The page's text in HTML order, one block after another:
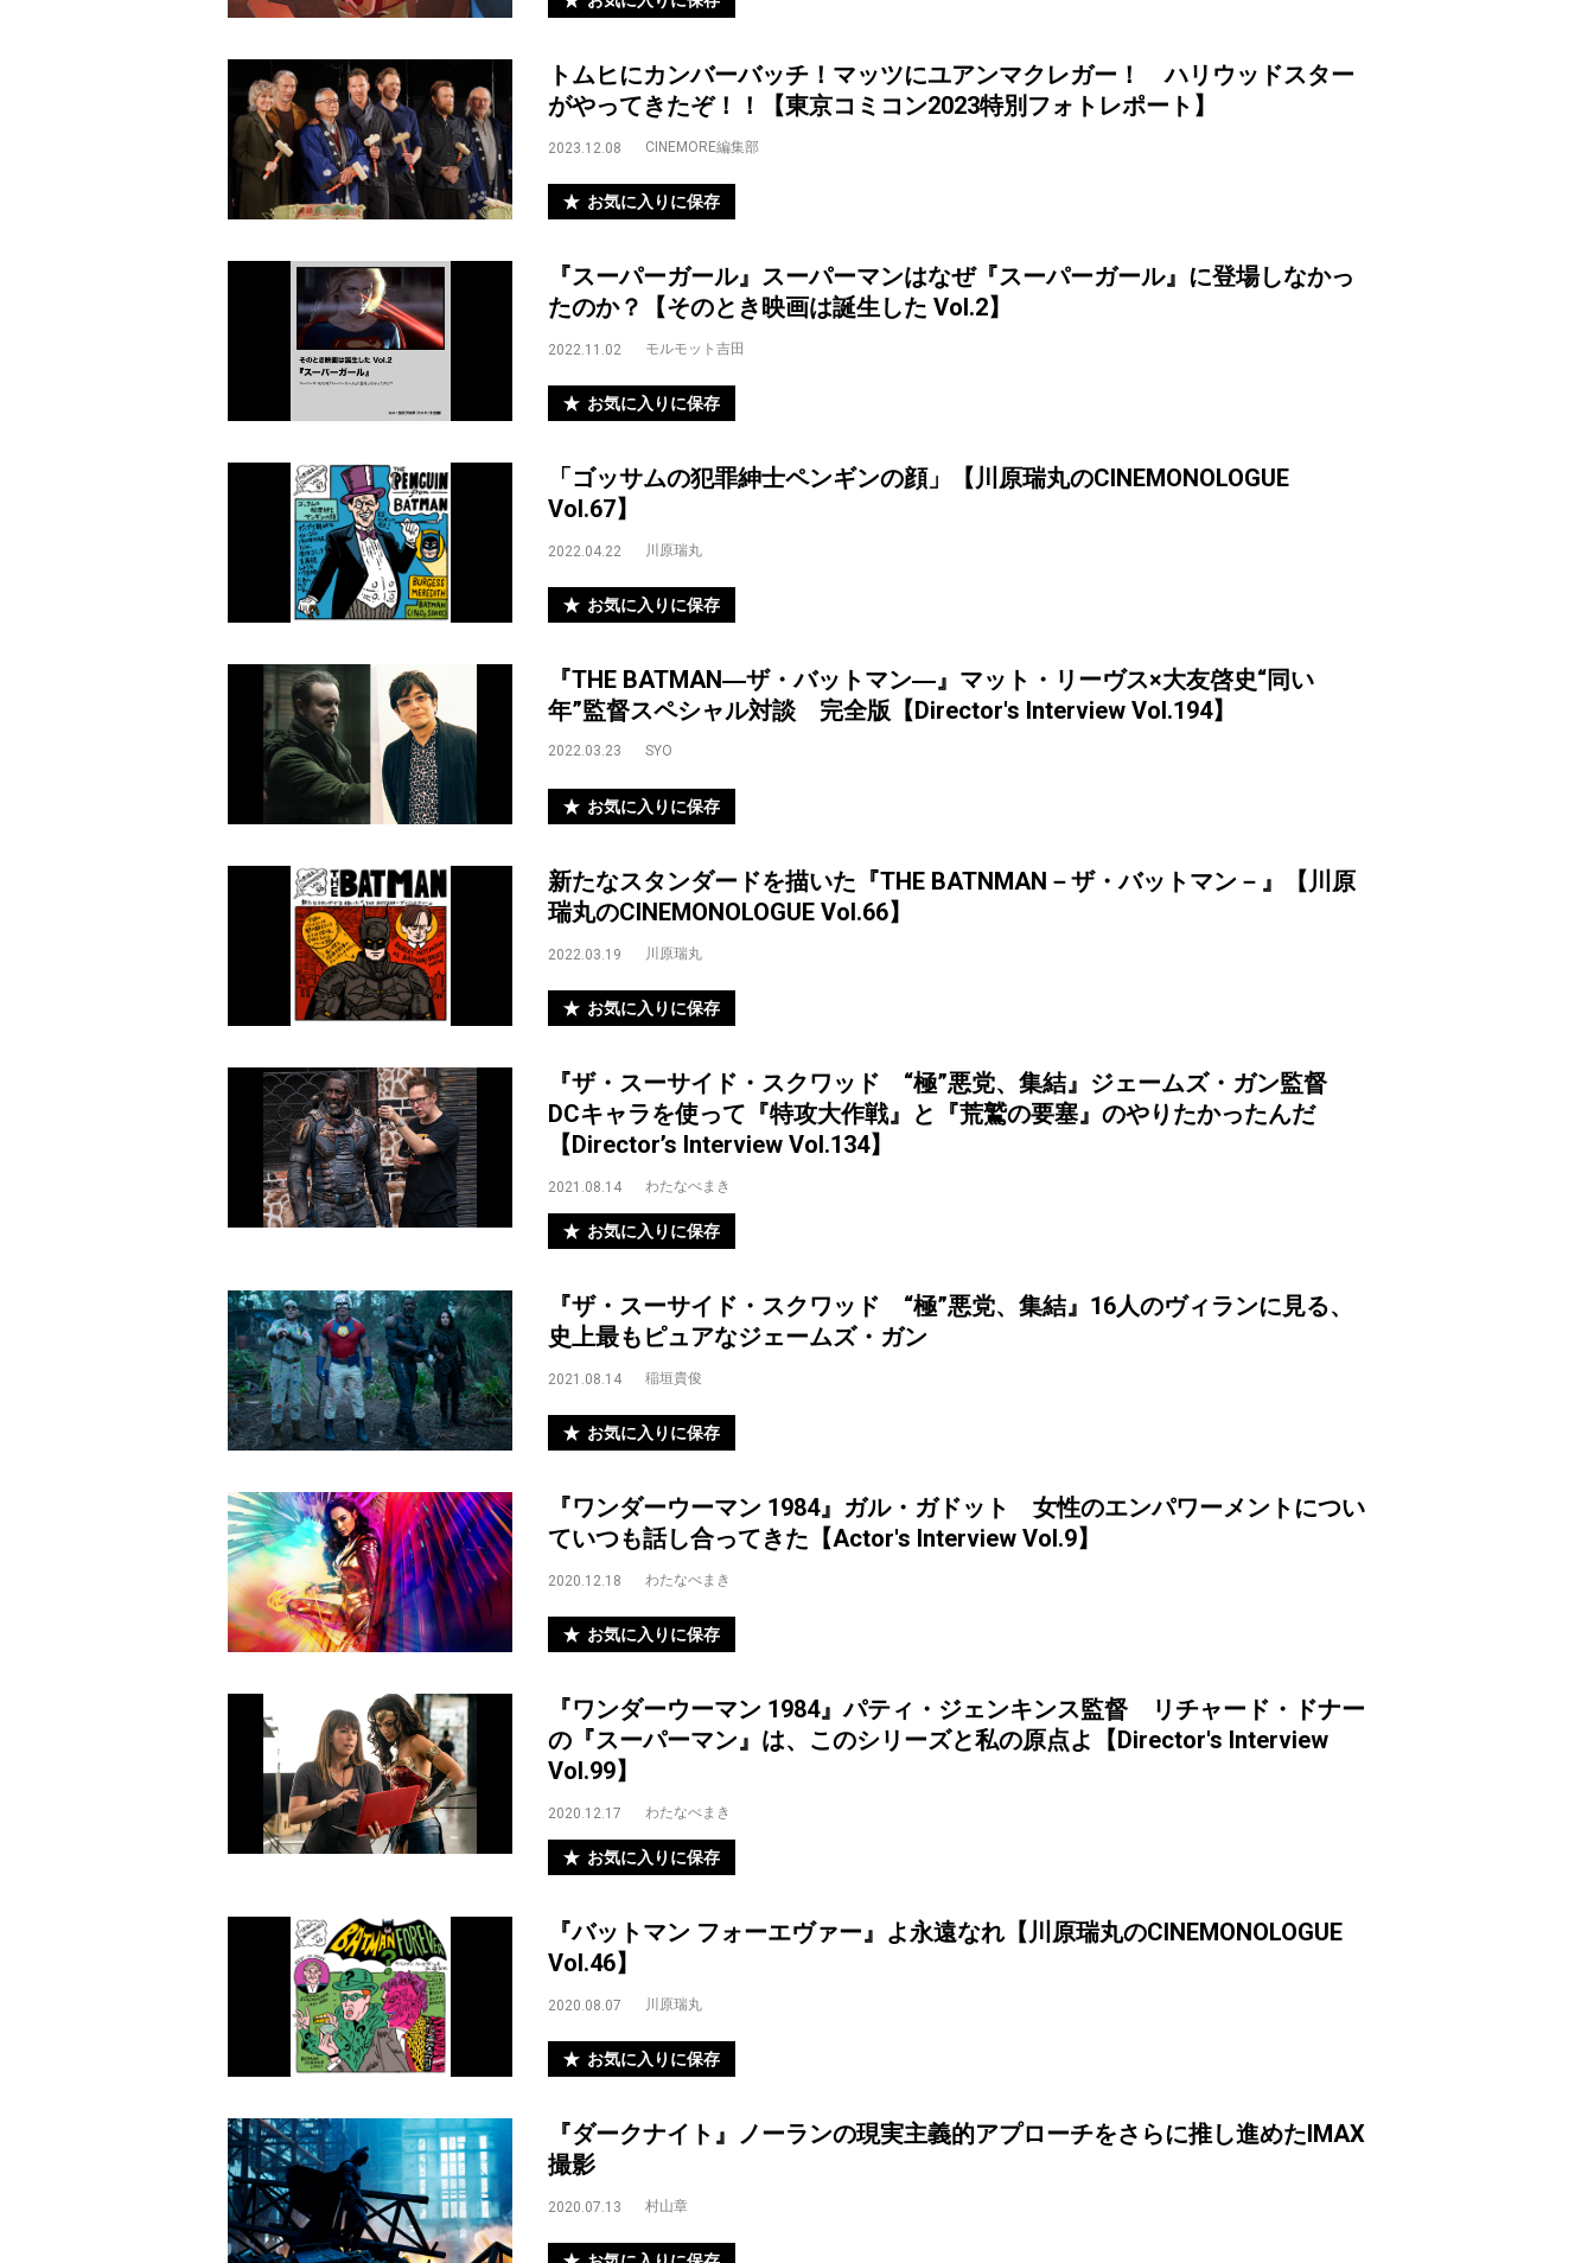
トムヒにカンバーバッチ！マッツにユアンマクレガー！ ハリウッドスター
がやってきたぞ！！【東京コミコン2023特別フォトレポート】
2023.12.08 CINEMORE編集部
お気に入りに保存
『スーパーガール』スーパーマンはなぜ『スーパーガール』に登場しなかっ
たのか？【そのとき映画は誕生した Vol.2】
2022.11.02 モルモット吉田
お気に入りに保存
「ゴッサムの犯罪紳士ペンギンの顔」【川原瑞丸のCINEMONOLOGUE
Vol.67】
2022.04.22 川原瑞丸
お気に入りに保存
『THE BATMAN―ザ・バットマン―』マット・リーヴス×大友啓史“同い
年”監督スペシャル対談 完全版【Director's Interview Vol.194】
2022.03.23 SYO
お気に入りに保存
新たなスタンダードを描いた『THE BATNMAN－ザ・バットマン－』【川原
瑞丸のCINEMONOLOGUE Vol.66】
2022.03.19 川原瑞丸
お気に入りに保存
『ザ・スーサイド・スクワッド “極”悪党、集結』ジェームズ・ガン監督
DCキャラを使って『特攻大作戦』と『荒鷲の要塞』のやりたかったんだ
【Director’s Interview Vol.134】
2021.08.14 わたなべまき
お気に入りに保存
『ザ・スーサイド・スクワッド “極”悪党、集結』16人のヴィランに見る、
史上最もピュアなジェームズ・ガン
2021.08.14 稲垣貴俊
お気に入りに保存
『ワンダーウーマン 1984』ガル・ガドット 女性のエンパワーメントについ
ていつも話し合ってきた【Actor's Interview Vol.9】
2020.12.18 わたなべまき
お気に入りに保存
『ワンダーウーマン 1984』パティ・ジェンキンス監督 リチャード・ドナー
の『スーパーマン』は、このシリーズと私の原点よ【Director's Interview
Vol.99】
2020.12.17 わたなべまき
お気に入りに保存
『バットマン フォーエヴァー』よ永遠なれ【川原瑞丸のCINEMONOLOGUE
Vol.46】
2020.08.07 川原瑞丸
お気に入りに保存
『ダークナイト』ノーランの現実主義的アプローチをさらに推し進めたIMAX
撮影
2020.07.13 村山章